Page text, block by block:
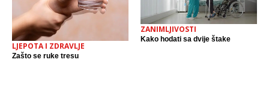
LJEPOTA I ZDRAVLJE
Zašto se ruke tresu
ZANIMLJIVOSTI
Kako hodati sa dvije štake